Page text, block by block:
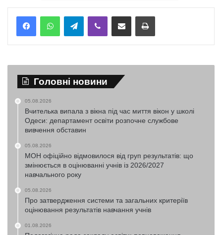
TelegramViber Надіслати електронною поштоюНадрукувати
Головні новини
05.08.2026
Вчителька випала з вікна під час миття вікон у школі
Одеси: департамент освіти розпочне службове
вивчення обставин
05.08.2026
МОН офіційно відмовилося від груп результатів: що
змінюється в оцінюванні учнів із 2026/2027
навчального року
05.08.2026
Про затвердження системи та загальних критеріїв
оцінювання результатів навчання учнів
01.08.2026